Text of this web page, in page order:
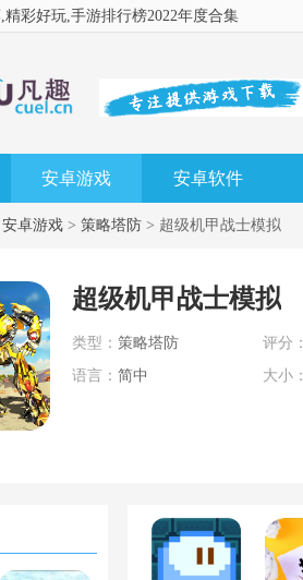
,精彩好玩,手游排行榜2022年度合集
安卓游戏 安卓软件
安卓游戏 > 策略塔防 > 超级机甲战士模拟
超级机甲战士模拟
类型： 策略塔防 评分：
语言： 简中 大小：